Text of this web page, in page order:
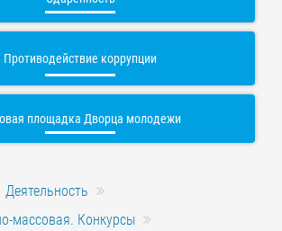
Противодействие коррупции
площадка Дворца молодежи
Деятельность
массовая. Конкурсы